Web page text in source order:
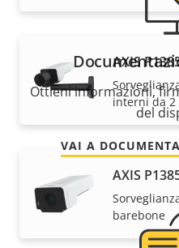
AXIS
interni da 2
AXIS
barebone
Ottieni informazioni,
del
VAI A